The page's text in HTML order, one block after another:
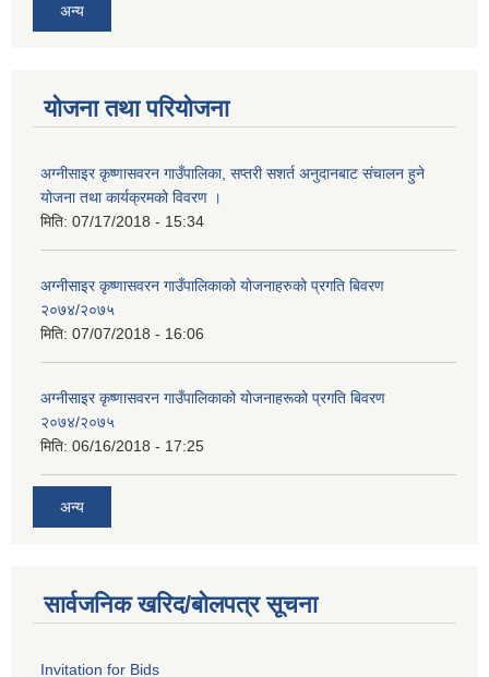
अन्य
योजना तथा परियोजना
अग्नीसाइर कृष्णासवरन गाउँपालिका, सप्तरी सशर्त अनुदानबाट संचालन हुने
योजना तथा कार्यक्रमको विवरण ।
मिति: 07/17/2018 - 15:34
अग्नीसाइर कृष्णासवरन गाउँपालिकाको योजनाहरुको प्रगति बिवरण
२०७४/२०७५
मिति: 07/07/2018 - 16:06
अग्नीसाइर कृष्णासवरन गाउँपालिकाको योजनाहरूको प्रगति बिवरण
२०७४/२०७५
मिति: 06/16/2018 - 17:25
अन्य
सार्वजनिक खरिद/बोलपत्र सूचना
Invitation for Bids